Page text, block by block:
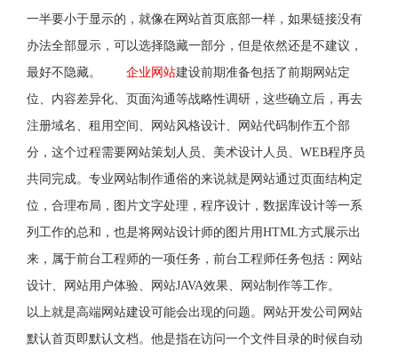
一半要小于显示的，就像在网站首页底部一样，如果链接没有
办法全部显示，可以选择隐藏一部分，但是依然还是不建议，
最好不隐藏。 企业网站建设前期准备包括了前期网站定
位、内容差异化、页面沟通等战略性调研，这些确立后，再去
注册域名、租用空间、网站风格设计、网站代码制作五个部
分，这个过程需要网站策划人员、美术设计人员、WEB程序员
共同完成。专业网站制作通俗的来说就是网站通过页面结构定
位，合理布局，图片文字处理，程序设计，数据库设计等一系
列工作的总和，也是将网站设计师的图片用HTML方式展示出
来，属于前台工程师的一项任务，前台工程师任务包括：网站
设计、网站用户体验、网站JAVA效果、网站制作等工作。
以上就是高端网站建设可能会出现的问题。网站开发公司网站
默认首页即默认文档。他是指在访问一个文件目录的时候自动